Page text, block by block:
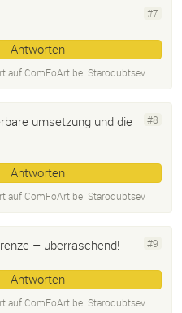
#7
Antworten
aufComFoArt bei Starodubtsev
#8
umsetzung und die
Antworten
aufComFoArt bei Starodubtsev
#9
– überraschend!
Antworten
aufComFoArt bei Starodubtsev